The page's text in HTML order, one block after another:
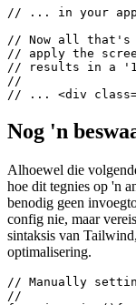
plugins:
// ... in your
// Now all
// apply the
//
Nog 'n
Alhoewel die
hoe dit tegnies op 'n
benodig geen
config nie, maar
sintaksis van
optimalisering.